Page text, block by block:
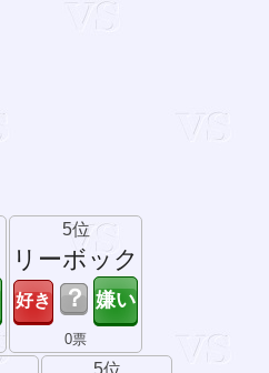
5位
リーボック
？
0票